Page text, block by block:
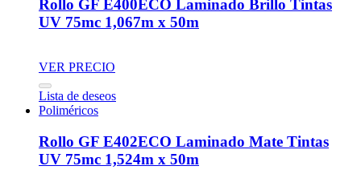
Rollo GF E400ECO Laminado Brillo Tintas
UV 75mc 1,067m x 50m
VER PRECIO
Lista de deseos
Poliméricos
Rollo GF E402ECO Laminado Mate Tintas
UV 75mc 1,524m x 50m